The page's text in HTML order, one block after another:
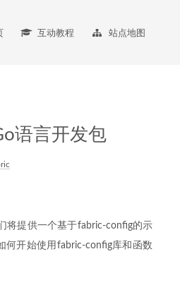
互动教程 站点地图
语言开发包
将提供一个基于fabric-config的示
何开始使用fabric-config库和函数